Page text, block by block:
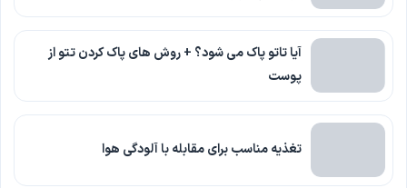
آیا تاتو پاک می شود؟ + روش های پاک کردن تتو از
پوست
تغذیه مناسب برای مقابله با آلودگی هوا